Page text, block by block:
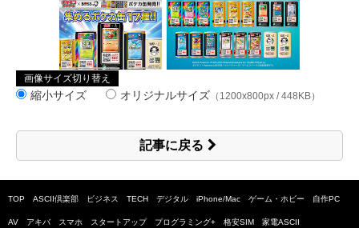
画像サイズ切り替え
縮小サイズ オリジナルサイズ （1200x800px / 448KB）
記事に戻る
TOP ASCII倶楽部 ビジネス TECH デジタル iPhone/Mac ゲーム・ホビー 自作PC
AV アキバ スマホ スタートアップ プログラミング+ 格安SIM 家電ASCII